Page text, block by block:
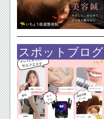
スポットブログ